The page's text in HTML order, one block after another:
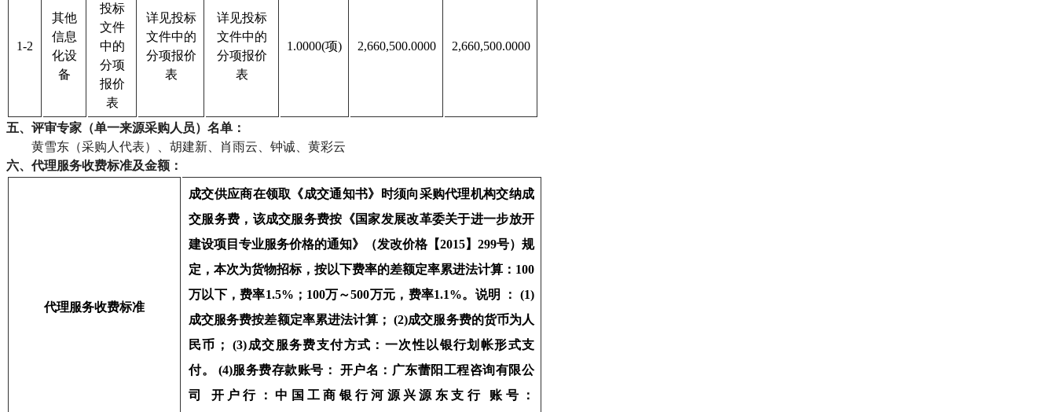
1-2
其他
信息
化设
备
投标
文件
中的
分项
报价
表
详见投标
文件中的
分项报价
表
详见投标
文件中的
分项报价
表
1.0000(项) 2,660,500.0000 2,660,500.0000
五、评审专家（单一来源采购人员）名单：
黄雪东（采购人代表）、胡建新、肖雨云、钟诚、黄彩云
六、代理服务收费标准及金额：
代理服务收费标准
成交供应商在领取《成交通知书》时须向采购代理机构交纳成
交服务费，该成交服务费按《国家发展改革委关于进一步放开
建设项目专业服务价格的通知》（发改价格【2015】299号）规
定，本次为货物招标，按以下费率的差额定率累进法计算：100
万以下，费率1.5%；100万～500万元，费率1.1%。说明 ： (1)
成交服务费按差额定率累进法计算； (2)成交服务费的货币为人
民币； (3)成交服务费支付方式：一次性以银行划帐形式支
付。 (4)服务费存款账号： 开户名：广东蕾阳工程咨询有限公
司 开户行：中国工商银行河源兴源东支行 账号：